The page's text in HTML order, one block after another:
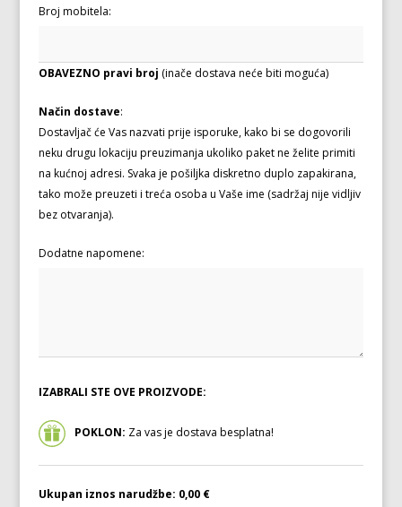
Broj mobitela:
OBAVEZNO pravi broj (inače dostava neće biti moguća)
Način dostave:
Dostavljač će Vas nazvati prije isporuke, kako bi se dogovorili
neku drugu lokaciju preuzimanja ukoliko paket ne želite primiti
na kućnoj adresi. Svaka je pošiljka diskretno duplo zapakirana,
tako može preuzeti i treća osoba u Vaše ime (sadržaj nije vidljiv
bez otvaranja).
Dodatne napomene:
IZABRALI STE OVE PROIZVODE:
POKLON: Za vas je dostava besplatna!
Ukupan iznos narudžbe: 0,00 €